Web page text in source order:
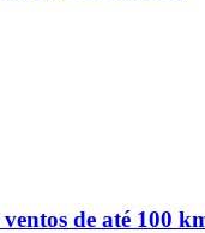
de até 100